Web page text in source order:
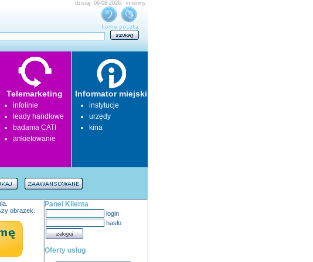
dzisiaj: 06-08-2026, imieniny
Telemarketing
infolinie
leady handlowe
badania CATI
ankietowanie
Informator miejski
instytucje
urzędy
kina
obrazek.
Panel Klienta
login
hasło
Oferty usług